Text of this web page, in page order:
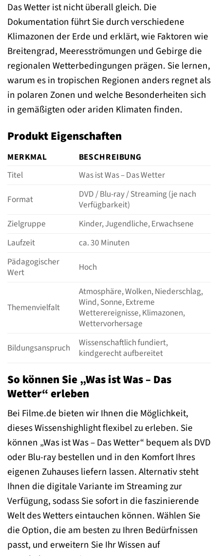
Das Wetter ist nicht überall gleich. Die
Dokumentation führt Sie durch verschiedene
Klimazonen der Erde und erklärt, wie Faktoren wie
Breitengrad, Meeresströmungen und Gebirge die
regionalen Wetterbedingungen prägen. Sie lernen,
warum es in tropischen Regionen anders regnet als
in polaren Zonen und welche Besonderheiten sich
in gemäßigten oder ariden Klimaten finden.
Produkt Eigenschaften
MERKMAL
BESCHREIBUNG
Titel
Was ist Was – Das Wetter
Format
DVD / Blu-ray / Streaming (je nach
Verfügbarkeit)
Zielgruppe
Kinder, Jugendliche, Erwachsene
Laufzeit
ca. 30 Minuten
Pädagogischer
Wert
Hoch
Themenvielfalt
Atmosphäre, Wolken, Niederschlag,
Wind, Sonne, Extreme
Wetterereignisse, Klimazonen,
Wettervorhersage
Bildungsanspruch
Wissenschaftlich fundiert,
kindgerecht aufbereitet
So können Sie „Was ist Was – Das
Wetter“ erleben
Bei Filme.de bieten wir Ihnen die Möglichkeit,
dieses Wissenshighlight flexibel zu erleben. Sie
können „Was ist Was – Das Wetter“ bequem als DVD
oder Blu-ray bestellen und in den Komfort Ihres
eigenen Zuhauses liefern lassen. Alternativ steht
Ihnen die digitale Variante im Streaming zur
Verfügung, sodass Sie sofort in die faszinierende
Welt des Wetters eintauchen können. Wählen Sie
die Option, die am besten zu Ihren Bedürfnissen
passt, und erweitern Sie Ihr Wissen auf